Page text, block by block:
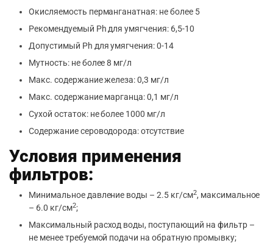
Окисляемость перманганатная: не более 5
Рекомендуемый Ph для умягчения: 6,5-10
Допустимый Ph для умягчения: 0-14
Мутность: не более 8 мг/л
Макс. содержание железа: 0,3 мг/л
Макс. содержание марганца: 0,1 мг/л
Сухой остаток: не более 1000 мг/л
Содержание сероводорода: отсутствие
Условия применения
фильтров:
Минимальное давление воды – 2.5 кг/см2, максимальное
– 6.0 кг/см2;
Максимальный расход воды, поступающий на фильтр –
не менее требуемой подачи на обратную промывку;